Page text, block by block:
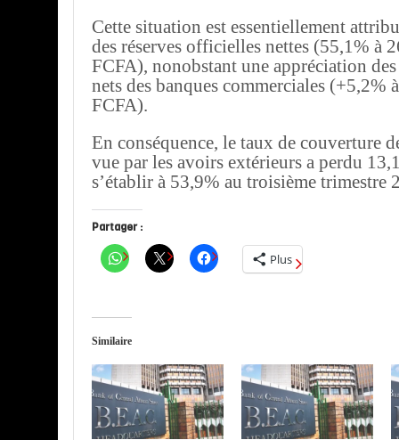
Cette situation est essentiellement
des réserves officielles nettes (55,1% à
FCFA), nonobstant une appréciation
nets des banques commerciales (+5,2%
FCFA).
En conséquence, le taux de couverture
vue par les avoirs extérieurs a perdu
s’établir à 53,9% au troisième trimestre
Partager :
Plus
Similaire